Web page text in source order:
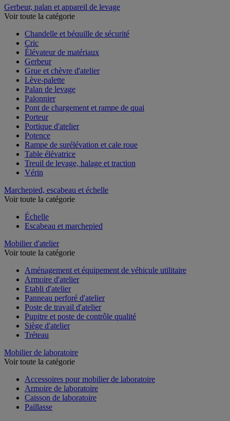
Gerbeur, palan et appareil de levage
Voir toute la catégorie
Chandelle et béquille de sécurité
Cric
Élévateur de matériaux
Gerbeur
Grue et chèvre d'atelier
Lève-palette
Palan de levage
Palonnier
Pont de chargement et rampe de quai
Porteur
Portique d'atelier
Potence
Rampe de surélévation et cale roue
Table élévatrice
Treuil de levage, halage et traction
Vérin
Marchepied, escabeau et échelle
Voir toute la catégorie
Échelle
Escabeau et marchepied
Mobilier d'atelier
Voir toute la catégorie
Aménagement et équipement de véhicule utilitaire
Armoire d'atelier
Etabli d'atelier
Panneau perforé d'atelier
Poste de travail d'atelier
Pupitre et poste de contrôle qualité
Siège d'atelier
Tréteau
Mobilier de laboratoire
Voir toute la catégorie
Accessoires pour mobilier de laboratoire
Armoire de laboratoire
Caisson de laboratoire
Paillasse